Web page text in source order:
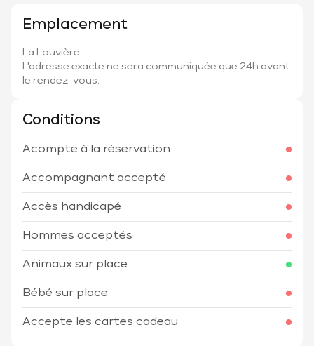
Emplacement
La Louvière
L'adresse exacte ne sera communiquée que 24h avant
le rendez-vous.
Conditions
Acompte à la réservation
Accompagnant accepté
Accès handicapé
Hommes acceptés
Animaux sur place
Bébé sur place
Accepte les cartes cadeau